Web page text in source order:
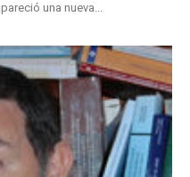
una nueva...